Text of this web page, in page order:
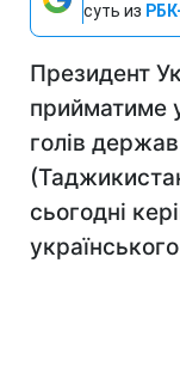
суть из
Президент
прийматиме
голів
сьогодні